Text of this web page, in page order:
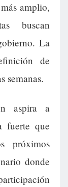
amplio,
buscan
La
de
semanas.
aspira a
fuerte que
próximos
donde